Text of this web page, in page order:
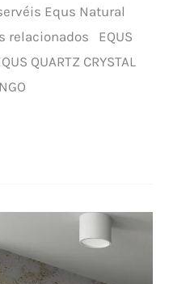
Equs Natural
relacionados EQUS
QUARTZ CRYSTAL